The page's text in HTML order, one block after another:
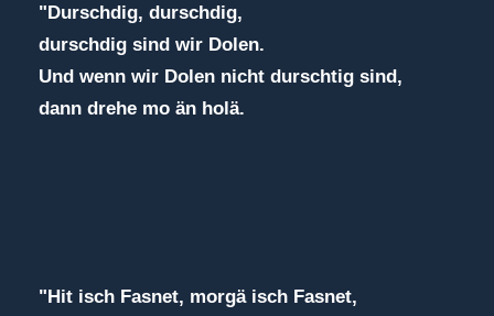
"Durschdig, durschdig,
durschdig sind wir Dolen.
Und wenn wir Dolen nicht durschtig sind,
dann drehe mo än holä.
"Hit isch Fasnet, morgä isch Fasnet,